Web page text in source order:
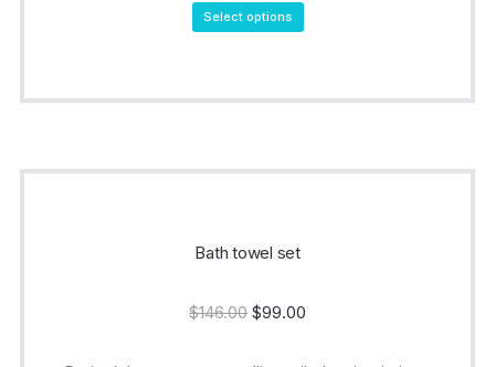
Select options
Bath towel set
$146.00 $99.00